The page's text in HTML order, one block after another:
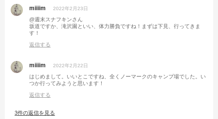
miiiim 2022年2月23日
@週末スナフキンさん
坂道ですか、滝沢園といい、体力勝負ですね！まずは下見、行ってきま
す！
返信する
miiiim 2022年2月22日
はじめまして。いいとこですね、全くノーマークのキャンプ場でした。い
つか行ってみようと思います！
返信する
3件の返信を見る